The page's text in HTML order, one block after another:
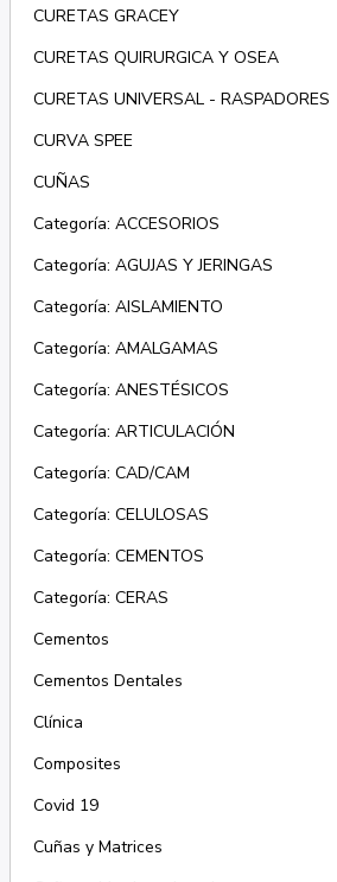
CURETAS GRACEY
CURETAS QUIRURGICA Y OSEA
CURETAS UNIVERSAL - RASPADORES
CURVA SPEE
CUÑAS
Categoría: ACCESORIOS
Categoría: AGUJAS Y JERINGAS
Categoría: AISLAMIENTO
Categoría: AMALGAMAS
Categoría: ANESTÉSICOS
Categoría: ARTICULACIÓN
Categoría: CAD/CAM
Categoría: CELULOSAS
Categoría: CEMENTOS
Categoría: CERAS
Cementos
Cementos Dentales
Clínica
Composites
Covid 19
Cuñas y Matrices